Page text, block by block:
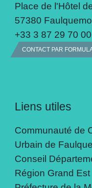
Place de l'Hôtel
57380
+33 3 87 29 70 00
CONTACT PAR
Liens utiles
Communauté de
Urbain de
Conseil
Région Grand Est